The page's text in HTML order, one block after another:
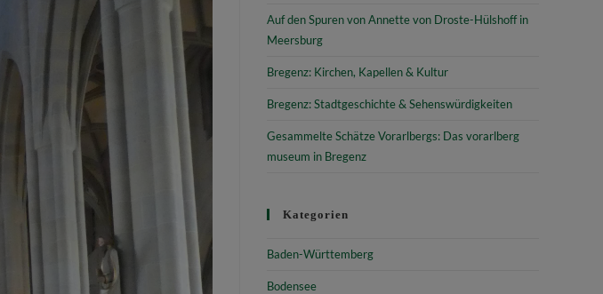
Auf den Spuren von Annette von Droste-Hülshoff in
Meersburg
Bregenz: Kirchen, Kapellen & Kultur
Bregenz: Stadtgeschichte & Sehenswürdigkeiten
Gesammelte Schätze Vorarlbergs: Das vorarlberg
museum in Bregenz
Kategorien
Baden-Württemberg
Bodensee